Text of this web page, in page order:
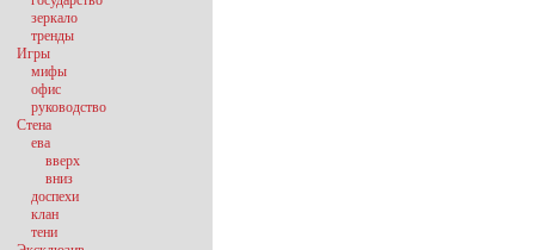
зеркало
тренды
Игры
мифы
офис
руководство
Стена
ева
вверх
вниз
доспехи
клан
тени